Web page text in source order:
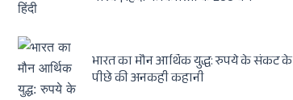
भारत का मौन आर्थिक युद्ध: रुपये के संकट के
पीछे की अनकही कहानी